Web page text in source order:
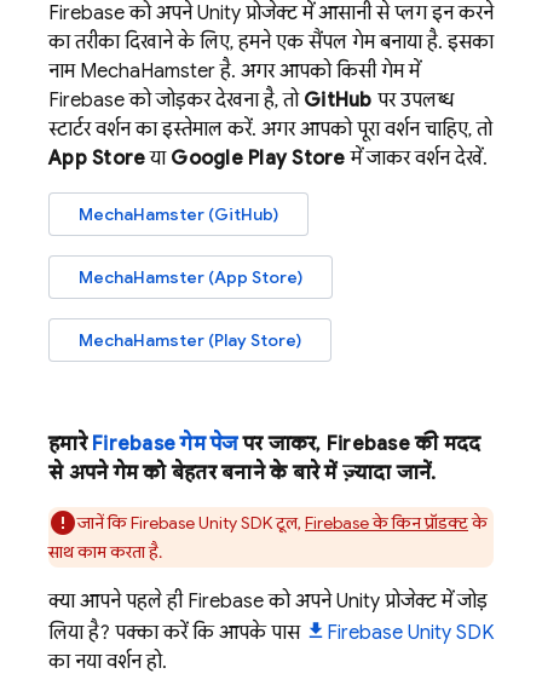
Firebase को अपने Unity प्रोजेक्ट में आसानी से प्लग इन करने
का तरीका दिखाने के लिए, हमने एक सैंपल गेम बनाया है. इसका
नाम MechaHamster है. अगर आपको किसी गेम में
Firebase को जोड़कर देखना है, तो GitHub पर उपलब्ध
स्टार्टर वर्शन का इस्तेमाल करें. अगर आपको पूरा वर्शन चाहिए, तो
App Storeया Google PlayStore में जाकर वर्शन देखें.
MechaHamster (GitHub)
MechaHamster (App Store)
MechaHamster (Play Store)
हमारे Firebase गेम पेजपर जाकर, Firebase की मदद
से अपने गेम को बेहतर बनाने के बारे में ज़्यादा जानें.
जानें किFirebaseUnitySDK टूल, Firebase के किन प्रॉडक्टके
साथ काम करता है.
क्या आपने पहले ही Firebase को अपने Unity प्रोजेक्ट में जोड़
लिया है? पक्का करें कि आपके पास
Firebase Unity SDK
का नया वर्शन हो.